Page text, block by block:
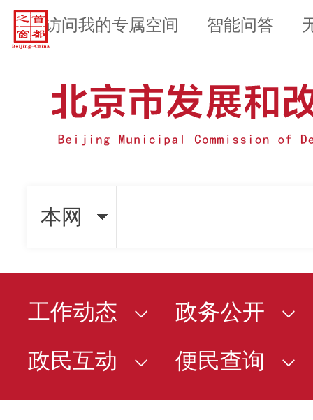
访问我的专属空间 智能问答
本网
工作动态
政务公开
政民互动
便民查询